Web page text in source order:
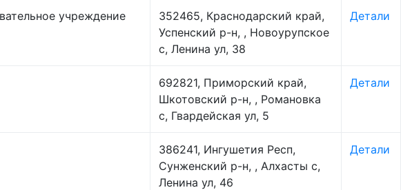
учреждение
352465, Краснодарский край,
Успенский р-н, , Новоурупское
с, Ленина ул, 38
Детали
692821, Приморский край,
Шкотовский р-н, , Романовка
с, Гвардейская ул, 5
Детали
386241, Ингушетия Респ,
Сунженский р-н, , Алхасты с,
Ленина ул, 46
Детали